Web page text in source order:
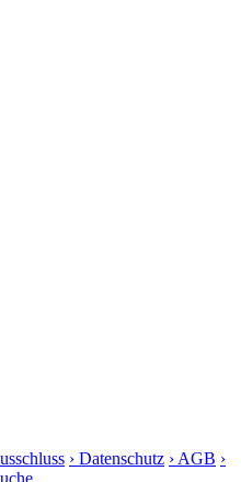
› Datenschutz › AGB ›